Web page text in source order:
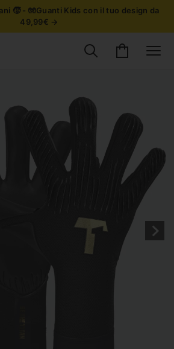
🧒 - 🧤Guanti Kids con il tuo design da
49,99€ →
Cerca prodotti
CarrelloSite